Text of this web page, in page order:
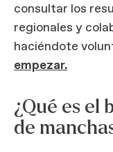
consultar los
regionales y
haciéndote
empezar.
¿Qué es el
de